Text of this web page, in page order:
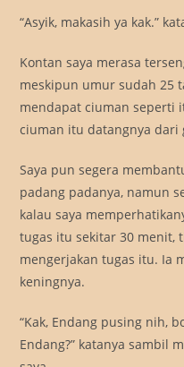
“Asyik, makasih ya kak.”
Kontan saya merasa
meskipun umur sudah 25
mendapat ciuman seperti
ciuman itu datangnya dari
Saya pun segera
padang padanya, namun
kalau saya
tugas itu sekitar 30 menit,
mengerjakan tugas itu. Ia
keningnya.
“Kak, Endang pusing nih,
Endang?” katanya sambil